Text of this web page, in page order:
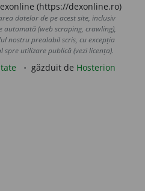
(https://dexonline.ro)
datelor de pe acest site, inclusiv
automată (web scraping, crawling),
nostru prealabil scris, cu excepția
utilizare publică (vezi licența).
găzduit de Hosterion